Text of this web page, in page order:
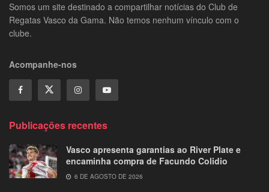
Somos um site destinado a compartilhar notícias do Club de
Regatas Vasco da Gama. Não temos nenhum vínculo com o
clube.
Acompanhe-nos
Publicações recentes
Vasco apresenta garantias ao River Plate e
encaminha compra de Facundo Colidio
6 DE AGOSTO DE 2026